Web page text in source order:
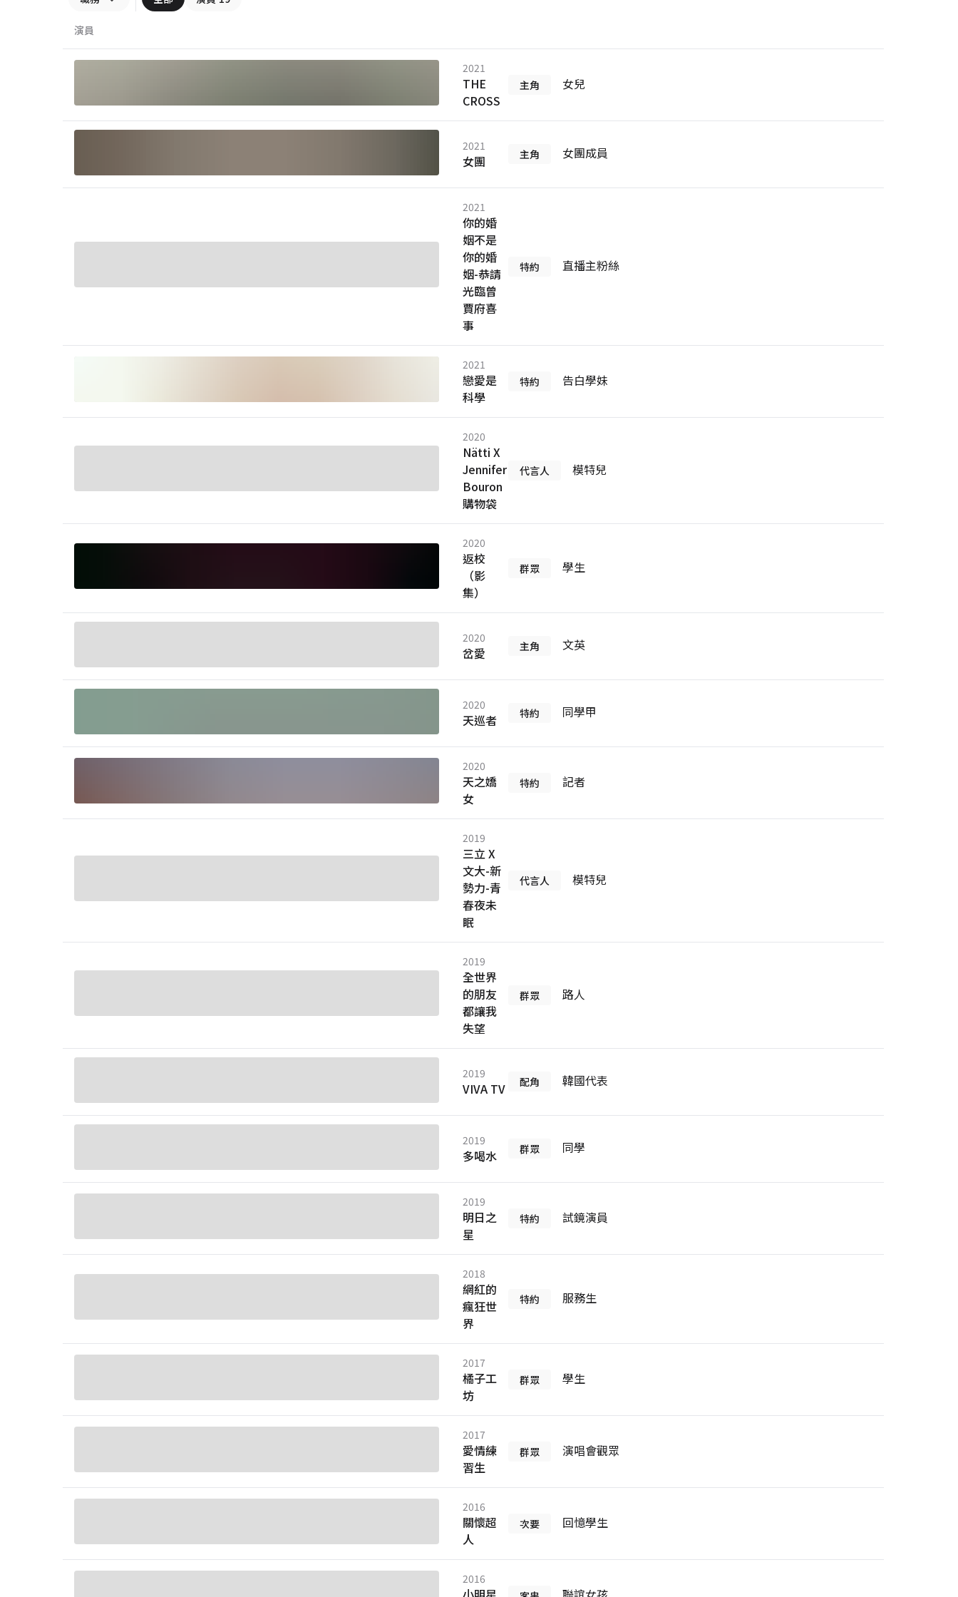
礎班｜邱昊奇 2021 影視表演進階班｜邱昊奇 2022 影視表演進階班｜邱昊奇 2022
影視表演私塾班｜邱昊奇 2022 影視表演實拍班｜邱昊奇
演員
2021
THE
CROSS
主角 女兒
2021
女團 主角 女團成員
2021
你的婚
姻不是
你的婚
姻-恭請
光臨曾
賈府喜
事
特約 直播主粉絲
2021
戀愛是
科學
特約 告白學妹
2020
Nätti X
Jennifer
Bouron
購物袋
代言人 模特兒
2020
返校
（影
集）
群眾 學生
2020
岔愛 主角 文英
2020
天巡者 特約 同學甲
2020
天之嬌
女
特約 記者
2019
三立 X
文大-新
勢力-青
春夜未
眠
代言人 模特兒
2019
全世界
的朋友
都讓我
失望
群眾 路人
2019
VIVA TV 配角 韓國代表
2019
多喝水 群眾 同學
2019
明日之
星
特約 試鏡演員
2018
網紅的
瘋狂世
界
特約 服務生
2017
橘子工
坊
群眾 學生
2017
愛情練
習生
群眾 演唱會觀眾
2016
關懷超
人
次要 回憶學生
2016